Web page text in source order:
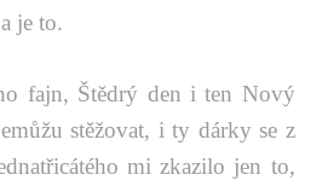
je to.
fajn, Štědrý den i ten Nový
stěžovat, i ty dárky se z
mi zkazilo jen to,